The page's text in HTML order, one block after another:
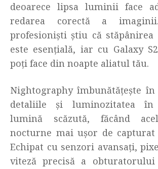
deoarece lipsa luminii face
redarea corectă a
profesioniști știu că
este esențială, iar cu Galaxy
poți face din noapte aliatul tău.
Nightography îmbunătățește
detaliile și luminozitatea
lumină scăzută, făcând
nocturne mai ușor de capturat
Echipat cu senzori avansați,
viteză precisă a